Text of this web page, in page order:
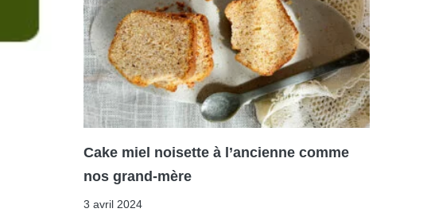
Cake miel noisette à l’ancienne comme
nos grand-mère
3 avril 2024